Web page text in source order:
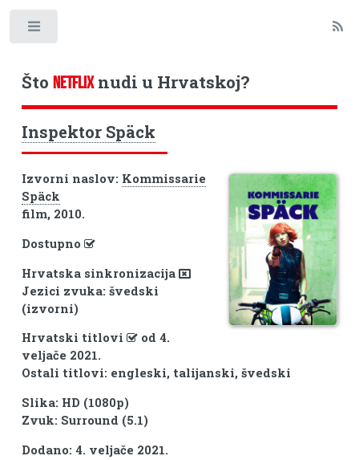
Što NETFLIXnudi u Hrvatskoj?
Inspektor Späck
Izvorni naslov: Kommissarie
Späck
film, 2010.
Dostupno
Hrvatska sinkronizacija
Jezici zvuka: švedski
(izvorni)
Hrvatski titlovi
od 4.
veljače 2021.
Ostali titlovi: engleski, talijanski, švedski
Slika: HD (1080p)
Zvuk: Surround (5.1)
Dodano: 4. veljače 2021.